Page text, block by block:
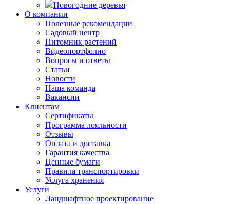
Новогодние деревья
О компании
Полезные рекомендации
Садовый центр
Питомник растений
Видеопортфолио
Вопросы и ответы
Статьи
Новости
Наша команда
Вакансии
Клиентам
Сертификаты
Программа лояльности
Отзывы
Оплата и доставка
Гарантия качества
Ценные бумаги
Правила транспортировки
Услуга хранения
Услуги
Ландшафтное проектирование